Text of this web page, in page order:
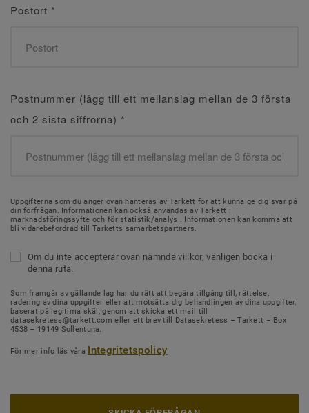
Postort *
Postnummer (lägg till ett mellanslag mellan de 3 första
och 2 sista siffrorna) *
Uppgifterna som du anger ovan hanteras av Tarkett för att kunna ge dig svar på
din förfrågan. Informationen kan också användas av Tarkett i
marknadsföringssyfte och för statistik/analys . Informationen kan komma att
bli vidarebefordrad till Tarketts samarbetspartners.
Om du inte accepterar ovan nämnda villkor, vänligen bocka i
denna ruta.
Som framgår av gällande lag har du rätt att begära tillgång till, rättelse,
radering av dina uppgifter eller att motsätta dig behandlingen av dina uppgifter,
baserat på legitima skäl, genom att skicka ett mail till
datasekretess@tarkett.com eller ett brev till Datasekretess – Tarkett – Box
4538 – 19149 Sollentuna.
För mer info läs våra Integritetspolicy